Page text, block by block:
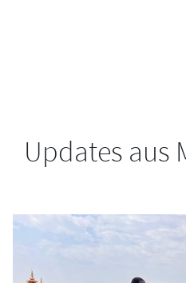
Updates aus